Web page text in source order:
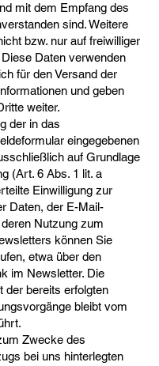
mit dem Empfang des
sind. Weitere
bzw. nur auf freiwilliger
Daten verwenden
für den Versand der
und geben
weiter.
der in das
eingegebenen
auf Grundlage
(Art. 6 Abs. 1 lit. a
Einwilligung zur
Daten, der E-Mail-
Nutzung zum
können Sie
etwa über den
im Newsletter. Die
der bereits erfolgten
bleibt vom
Zwecke des
bei uns hinterlegten